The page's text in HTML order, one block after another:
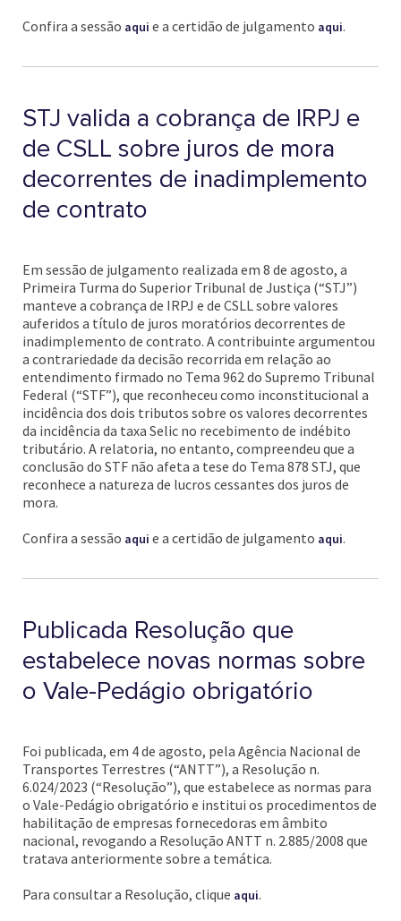
Confira a sessão aqui e a certidão de julgamento aqui.
STJ valida a cobrança de IRPJ e
de CSLL sobre juros de mora
decorrentes de inadimplemento
de contrato
Em sessão de julgamento realizada em 8 de agosto, a
Primeira Turma do Superior Tribunal de Justiça (“STJ”)
manteve a cobrança de IRPJ e de CSLL sobre valores
auferidos a título de juros moratórios decorrentes de
inadimplemento de contrato. A contribuinte argumentou
a contrariedade da decisão recorrida em relação ao
entendimento firmado no Tema 962 do Supremo Tribunal
Federal (“STF”), que reconheceu como inconstitucional a
incidência dos dois tributos sobre os valores decorrentes
da incidência da taxa Selic no recebimento de indébito
tributário. A relatoria, no entanto, compreendeu que a
conclusão do STF não afeta a tese do Tema 878 STJ, que
reconhece a natureza de lucros cessantes dos juros de
mora.
Confira a sessão aqui e a certidão de julgamento aqui.
Publicada Resolução que
estabelece novas normas sobre
o Vale-Pedágio obrigatório
Foi publicada, em 4 de agosto, pela Agência Nacional de
Transportes Terrestres (“ANTT”), a Resolução n.
6.024/2023 (“Resolução”), que estabelece as normas para
o Vale-Pedágio obrigatório e institui os procedimentos de
habilitação de empresas fornecedoras em âmbito
nacional, revogando a Resolução ANTT n. 2.885/2008 que
tratava anteriormente sobre a temática.
Para consultar a Resolução, clique aqui.